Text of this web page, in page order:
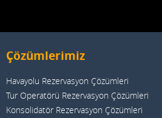
Çözümlerimiz
Havayolu Rezervasyon Çözümleri
Tur Operatörü Rezervasyon Çözümleri
Konsolidatör Rezervasyon Çözümleri